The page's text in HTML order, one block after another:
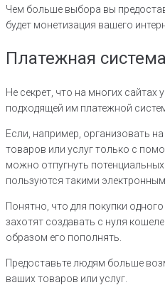
Чем больше выбора вы
будет монетизация вашего
Платежная
Не секрет, что на многих сайтах
подходящей им платежной
Если, например, организовать
товаров или услуг только с
можно отпугнуть
пользуются такими
Понятно, что для покупки
захотят создавать с нуля
образом его пополнять.
Предоставьте людям больше
ваших товаров или услуг.